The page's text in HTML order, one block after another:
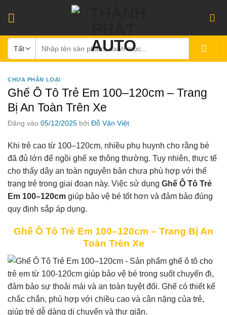
dung
CHƯA PHÂN LOẠI
Ghế Ô Tô Trẻ Em 100–120cm – Trang
Bị An Toàn Trên Xe
Đăng vào 05/12/2025 bởi Đỗ Văn Việt
Khi trẻ cao từ 100–120cm, nhiều phụ huynh cho rằng bé
đã đủ lớn để ngồi ghế xe thông thường. Tuy nhiên, thực tế
cho thấy dây an toàn nguyên bản chưa phù hợp với thể
trạng trẻ trong giai đoạn này. Việc sử dụng Ghế Ô Tô Trẻ
Em 100–120cm giúp bảo vệ bé tốt hơn và đảm bảo đúng
quy định sắp áp dụng.
Ghế Ô Tô Trẻ Em 100–120cm – Trang Bị An
Toàn Trên Xe